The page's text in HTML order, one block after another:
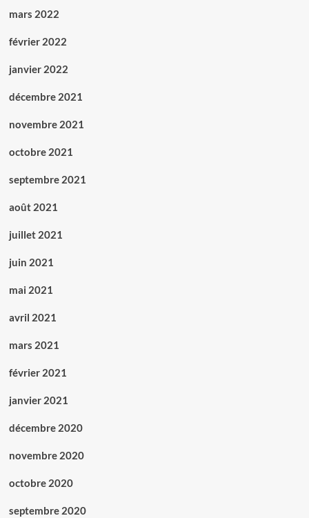
mars 2022
février 2022
janvier 2022
décembre 2021
novembre 2021
octobre 2021
septembre 2021
août 2021
juillet 2021
juin 2021
mai 2021
avril 2021
mars 2021
février 2021
janvier 2021
décembre 2020
novembre 2020
octobre 2020
septembre 2020